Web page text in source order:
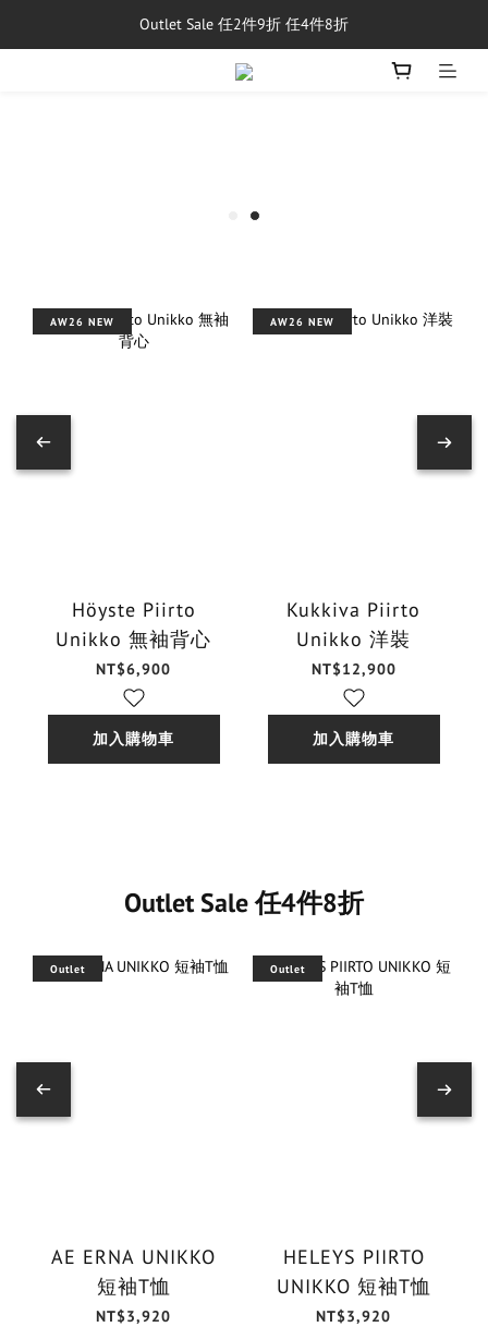
單筆消費滿$5,000享免運費
Outlet Sale 任2件9折 任4件8折
8/1~8/31，新品與經典商品滿額$10,000 現折$500
AW26 NEW
Höyste Piirto
Unikko 無袖背心
NT$6,900
加入購物車
AW26 NEW
Kukkiva Piirto
Unikko 洋裝
NT$12,900
加入購物車
Outlet Sale 任4件8折
Outlet
AE ERNA UNIKKO
短袖T恤
NT$3,920
Outlet
HELEYS PIIRTO
UNIKKO 短袖T恤
NT$3,920